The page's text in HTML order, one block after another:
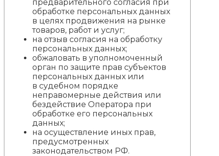
предварительного согласия при
обработке персональных данных
в целях продвижения на рынке
товаров, работ и услуг;
на отзыв согласия на обработку
персональных данных;
обжаловать в уполномоченный
орган по защите прав субъектов
персональных данных или
в судебном порядке
неправомерные действия или
бездействие Оператора при
обработке его персональных
данных;
на осуществление иных прав,
предусмотренных
законодательством РФ.